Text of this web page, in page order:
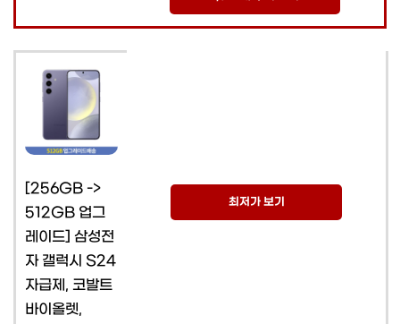
[256GB ->
512GB 업그
레이드] 삼성전
자 갤럭시 S24
자급제, 코발트
바이올렛,
최저가 보기